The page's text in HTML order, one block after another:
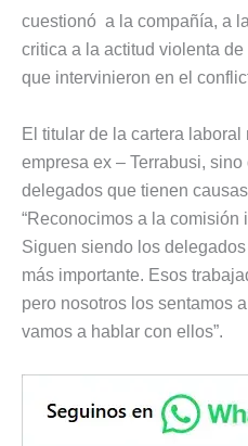
cuestionó a la compañía, a
critica a la actitud violenta
que intervinieron en el
El titular de la cartera
empresa ex – Terrabusi,
delegados que tienen
“Reconocimos a la comisión
Siguen siendo los
más importante. Esos
pero nosotros los sentamos
vamos a hablar con ellos”.